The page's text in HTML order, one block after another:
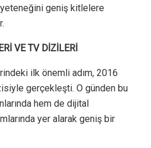
geniş kitlelere
VE TV DİZİLERİ
ilk önemli adım, 2016
gerçekleşti. O günden bu
hem de dijital
yer alarak geniş bir